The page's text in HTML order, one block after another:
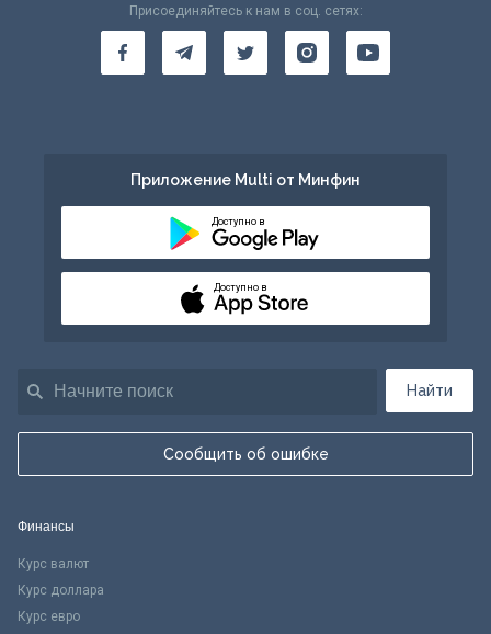
Найти
Сообщить об ошибке
Присоединяйтесь к нам в соц. сетях:
Приложение Multi от Минфин
Доступно в
Доступно в
Финансы
Курс валют
Курс доллара
Курс евро